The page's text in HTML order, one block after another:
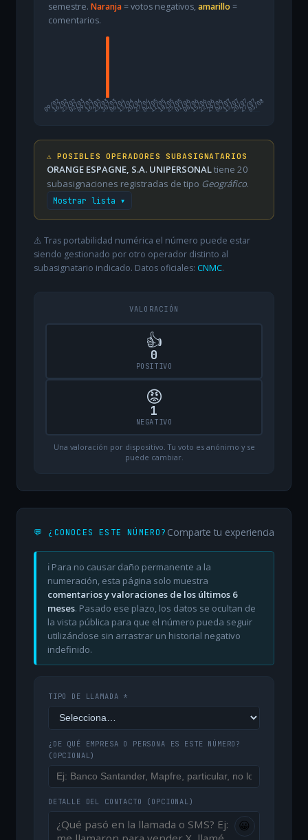
semestre. Naranja= votos negativos, amarillo =
comentarios.
09/02
16/0223/0202/0309/0316/0323/0330/0306/0413/0420/0427/0404/0511/0518/0525/0501/0608/0615/0622/0629/0606/0713/0720/0727/07
03/08
⚠️ POSIBLES OPERADORES SUBASIGNATARIOS
ORANGE ESPAGNE, S.A. UNIPERSONALtiene 20
subasignaciones registradas de tipo Geográfico.
Mostrar lista ▾
⚠️ Tras portabilidad numérica el número puede estar
siendo gestionado por otro operador distinto al
subasignatario indicado. Datos oficiales: CNMC.
VALORACIÓN
👍
0
POSITIVO
😡
1
NEGATIVO
Una valoración por dispositivo. Tu voto es anónimo y se
puede cambiar.
💬 ¿CONOCES ESTE NÚMERO? Comparte tu experiencia
ℹ️ Para no causar daño permanente a la
numeración, esta página solo muestra
comentarios y valoraciones de los últimos 6
meses. Pasado ese plazo, los datos se ocultan de
la vista pública para que el número pueda seguir
utilizándose sin arrastrar un historial negativo
indefinido.
TIPO DE LLAMADA *
¿DE QUÉ EMPRESA O PERSONA ES ESTE NÚMERO?
(OPCIONAL)
DETALLE DEL CONTACTO (OPCIONAL)
😀